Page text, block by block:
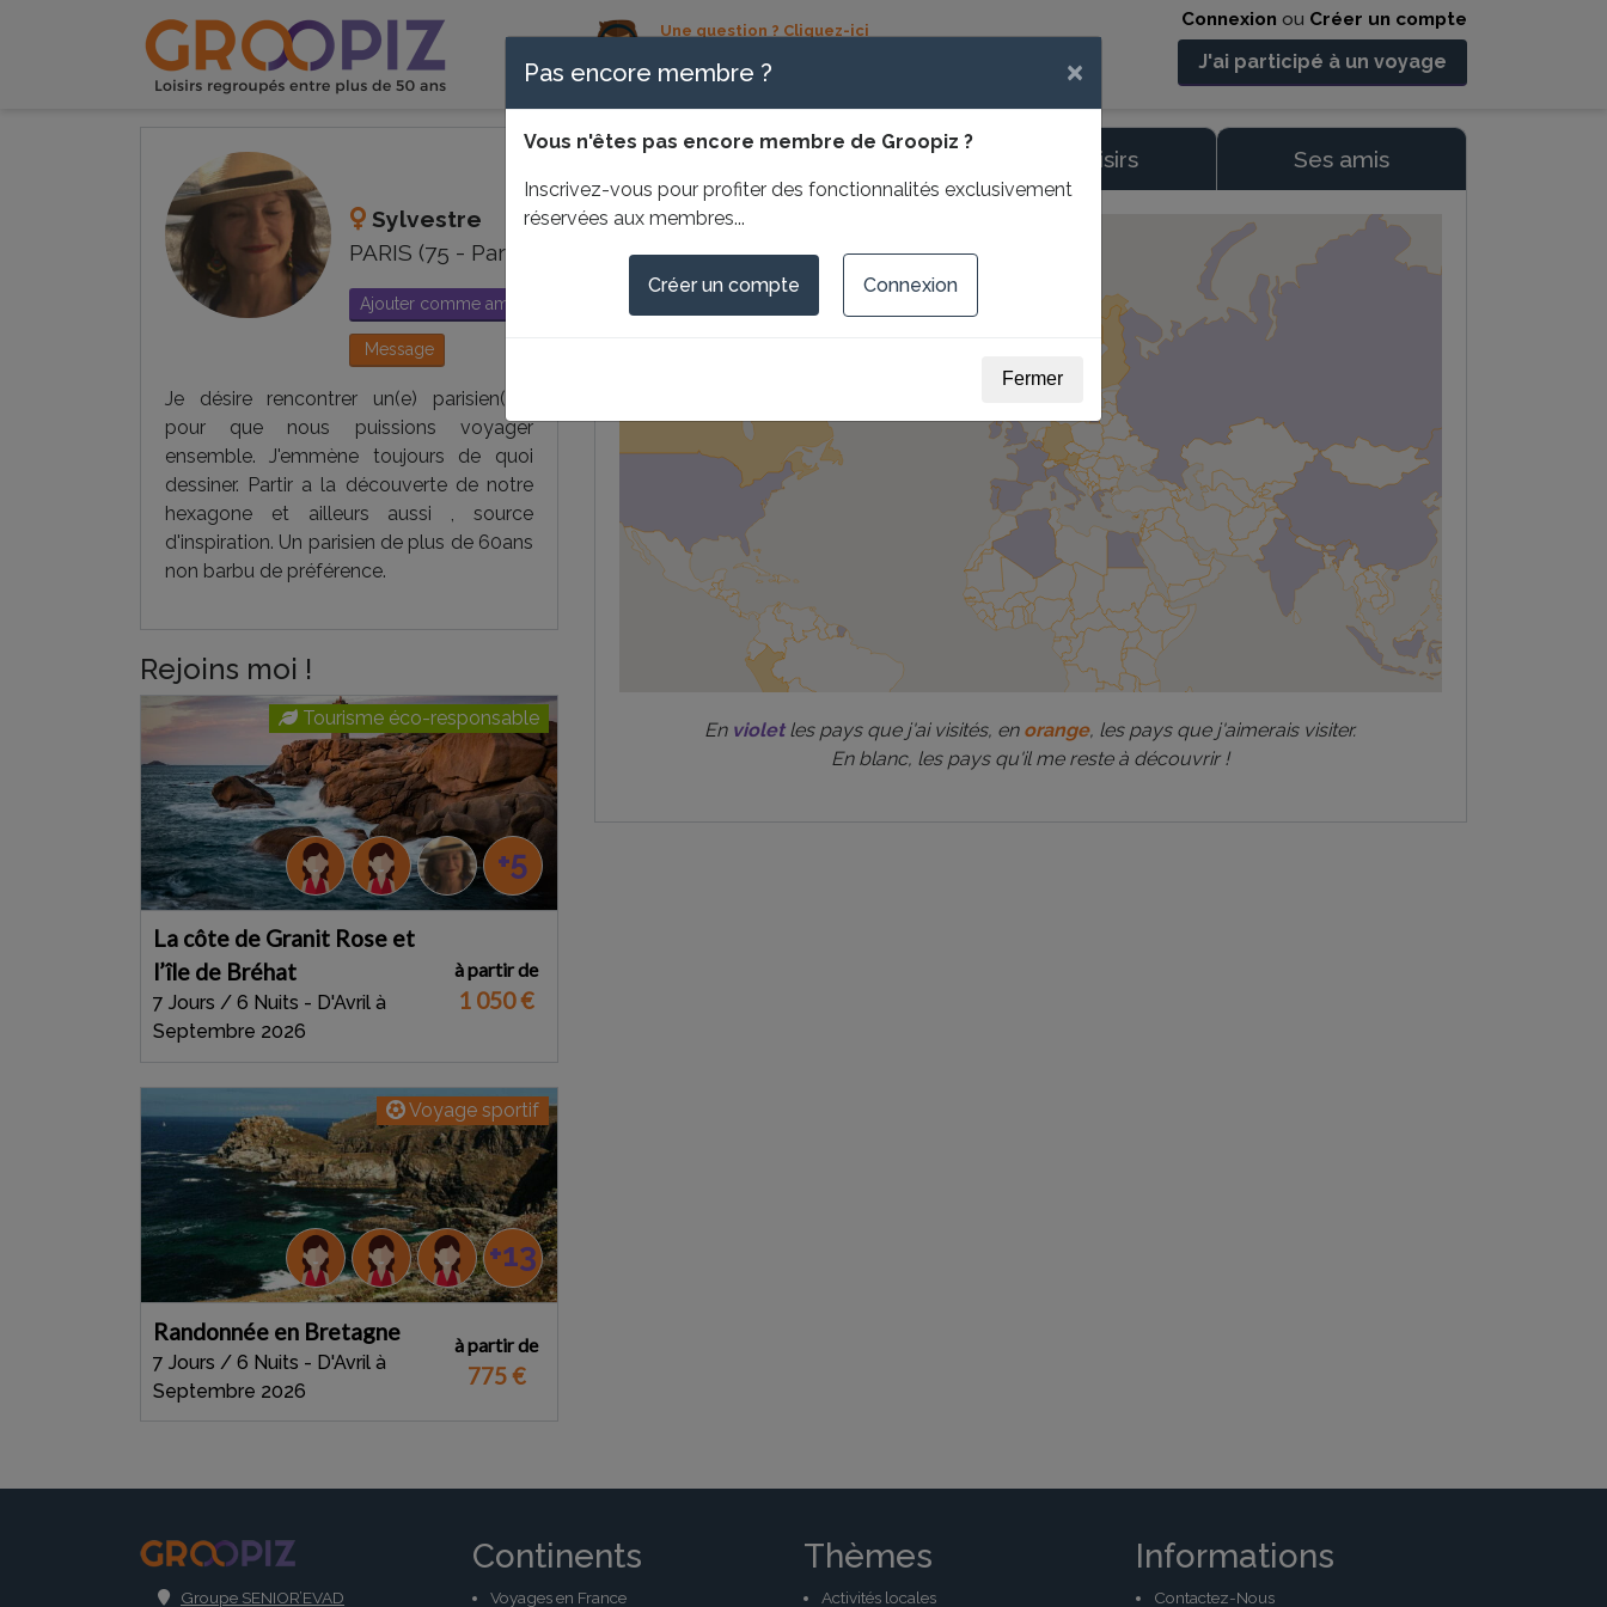
Une question ? Cliquez-ici
01 83 64 32 06
Connexion ou Créer un compte
J'ai participé à un voyage
Sylvestre
PARIS (75 - Paris)
Ajouter comme ami
Message
Je désire rencontrer un(e) parisien(ne)
pour que nous puissions voyager
ensemble. J'emmène toujours de quoi
dessiner. Partir a la découverte de notre
hexagone et ailleurs aussi , source
d'inspiration. Un parisien de plus de 60ans
non barbu de préférence.
Rejoins moi !
Tourisme éco-responsable
+5
La côte de Granit Rose et
l’île de Bréhat
7 Jours / 6 Nuits - D'Avril à
Septembre 2026
à partir de
1 050€
Voyage sportif
+13
Randonnée en Bretagne
7 Jours / 6 Nuits - D'Avril à
Septembre 2026
à partir de
775€
Ses loisirs Ses amis
En violetles pays que j'ai visités, en orange, les pays que j'aimerais visiter.
En blanc, les pays qu'il me reste à découvrir !
Groupe SENIOR’EVAD
Continents
Voyages en France
Thèmes
Activités locales
Informations
Contactez-Nous
Pas encore membre ? ×
Vous n'êtes pas encore membre de Groopiz ?
Inscrivez-vous pour profiter des fonctionnalités exclusivement
réservées aux membres...
Créer un compte Connexion
Fermer